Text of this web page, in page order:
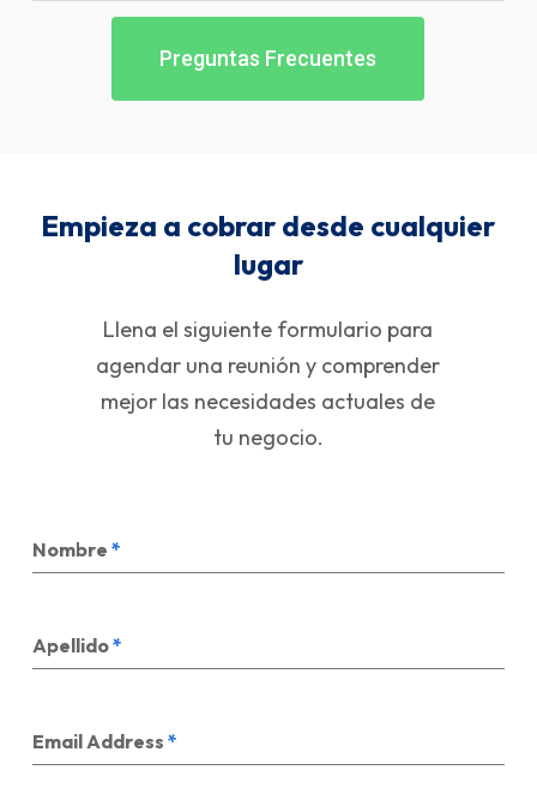
Preguntas Frecuentes
Empieza a cobrar desde cualquier
lugar
Llena el siguiente formulario para
agendar una reunión y comprender
mejor las necesidades actuales de
tu negocio.
Nombre *
Apellido*
Email Address *